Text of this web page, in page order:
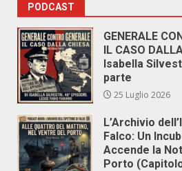
PODCAST
GENERALE
IL CASO
Isabella
parte
25 Luglio 2026
L’Archivio
Falco: Un
Accende la
Porto